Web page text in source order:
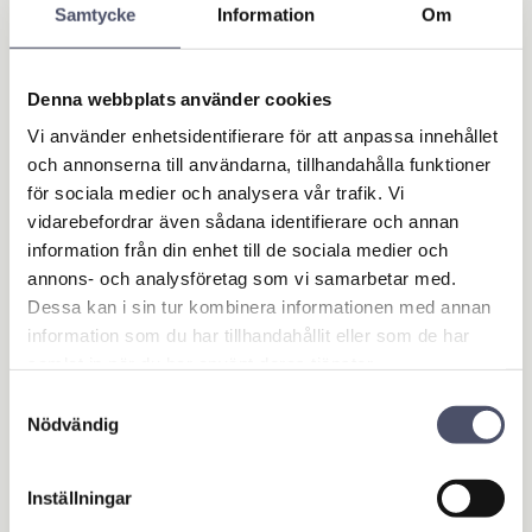
Samtycke Information Om
Denna webbplats använder cookies
Vi använder enhetsidentifierare för att anpassa innehållet
och annonserna till användarna, tillhandahålla funktioner
för sociala medier och analysera vår trafik. Vi
vidarebefordrar även sådana identifierare och annan
information från din enhet till de sociala medier och
annons- och analysföretag som vi samarbetar med.
Dessa kan i sin tur kombinera informationen med annan
information som du har tillhandahållit eller som de har
Nödvändig
Inställningar
Gångjärn till grind M
19 x 102 mm x 19 m
m hål
Varmgalvaniserad öglebult
som används som gångjärn till
grind. Gänga: M19. Längd: 102
Gångjärn till grind M
20 x 165 mm x 20 m
m hål
Varmgalvaniserad öglebult
som används som gångjärn till
grind. Gänga: M20. Gängans